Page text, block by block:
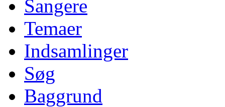
Sangere
Temaer
Indsamlinger
Søg
Baggrund